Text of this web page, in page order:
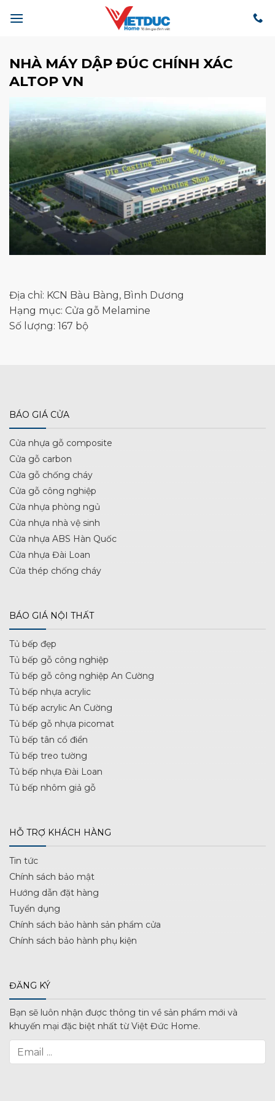
qua
NHÀ MÁY DẬP ĐÚC CHÍNH XÁC
ALTOP VN
Địa chỉ: KCN Bàu Bàng, Bình Dương
Hạng mục: Cửa gỗ Melamine
Số lượng: 167 bộ
BÁO GIÁ CỬA
Cửa nhựa gỗ composite
Cửa gỗ carbon
Cửa gỗ chống cháy
Cửa gỗ công nghiệp
Cửa nhựa phòng ngủ
Cửa nhựa nhà vệ sinh
Cửa nhựa ABS Hàn Quốc
Cửa nhựa Đài Loan
Cửa thép chống cháy
BÁO GIÁ NỘI THẤT
Tủ bếp đẹp
Tủ bếp gỗ công nghiệp
Tủ bếp gỗ công nghiệp An Cường
Tủ bếp nhựa acrylic
Tủ bếp acrylic An Cường
Tủ bếp gỗ nhựa picomat
Tủ bếp tân cổ điển
Tủ bếp treo tường
Tủ bếp nhựa Đài Loan
Tủ bếp nhôm giả gỗ
HỖ TRỢ KHÁCH HÀNG
Tin tức
Chính sách bảo mật
Hướng dẫn đặt hàng
Tuyển dụng
Chính sách bảo hành sản phẩm cửa
Chính sách bảo hành phụ kiện
ĐĂNG KÝ
Bạn sẽ luôn nhận được thông tin về sản phẩm mới và
khuyến mại đặc biệt nhất từ Việt Đức Home.